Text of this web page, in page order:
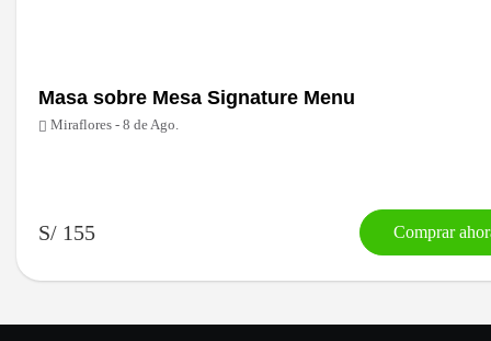
Masa sobre Mesa Signature Menu
Miraflores - 8 de Ago.
S/ 155 Comprar